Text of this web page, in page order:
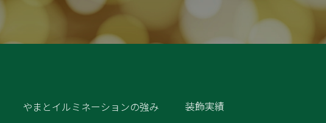
やまとイルミネーションの強み 装飾実績